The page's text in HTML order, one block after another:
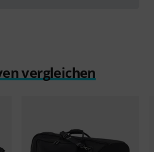
vergleichen